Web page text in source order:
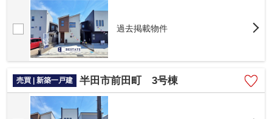
過去掲載物件
売買 | 新築一戸建 半田市前田町 3号棟